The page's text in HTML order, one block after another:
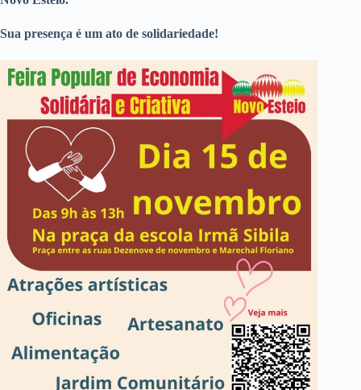
Sua presença é um ato de solidariedade!